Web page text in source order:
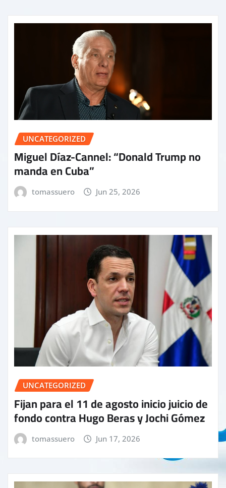
UNCATEGORIZED
Miguel Díaz-Cannel: “Donald Trump no
manda en Cuba”
tomassuero Jun 25, 2026
UNCATEGORIZED
Fijan para el 11 de agosto inicio juicio de
fondo contra Hugo Beras y Jochi Gómez
tomassuero Jun 17, 2026